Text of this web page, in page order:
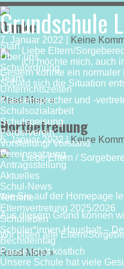
Grundschule
Start
Über uns
Schulordnung
Team
Unterrichtszeiten
Klassensprecher und -
Schulsozialarbeit
Schulspeisung
Förderverein
Vorstellung/ Vorstand
Vereinssatzung
Antragsstellung
Aktuelles
Schul-News
Termine
Elternvertretung 2025/2026
Schulleben
Schüler*innen Haushalt –
Bechsteintag
Pause is(s)t köstlich
Unsere Schule hat viele
Danke
7. Januar 2022 Keine
Liebe Eltern/
ich möchte mich, auch
Gestern konnte ein
Sobald sich die Situation
Read More »
Hortbetreuung
5. Januar 2022 |Keine
Liebe Eltern /
wie Sie auf der Homepage
Aus diesem Grund können
Wir bitten alle Eltern/
Read More »